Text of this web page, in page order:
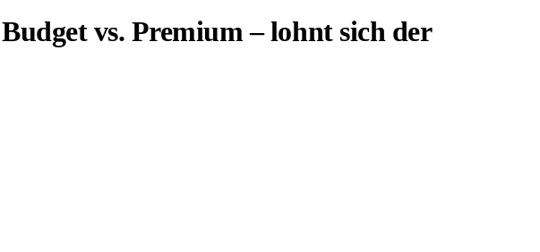
vs. Premium – lohnt sich der